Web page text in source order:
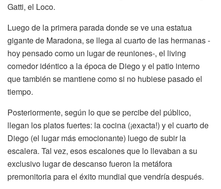
Gatti, el Loco.
Luego de la primera parada donde se ve una estatua
gigante de Maradona, se llega al cuarto de las hermanas -
hoy pensado como un lugar de reuniones-, el living
comedor idéntico a la época de Diego y el patio interno
que también se mantiene como si no hubiese pasado el
tiempo.
Posteriormente, según lo que se percibe del público,
llegan los platos fuertes: la cocina (¡exacta!) y el cuarto de
Diego (el lugar más emocionante) luego de subir la
escalera. Tal vez, esos escalones que lo llevaban a su
exclusivo lugar de descanso fueron la metáfora
premonitoria para el éxito mundial que vendría después.